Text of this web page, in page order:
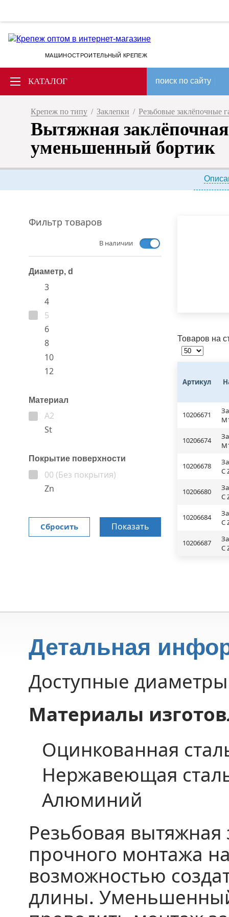
МАШИНОСТРОИТЕЛЬНЫЙ КРЕПЕЖ
КАТАЛОГ поиск по сайту
Крепеж по типу / Заклепки / Резьбовые заклёпочные
Вытяжная
уменьшенный бортик
Фильтр товаров
В наличии
Диаметр, d
3
4
5
6
8
10
12
Материал
A2
St
Покрытие поверхности
00 (Без покрытия)
Zn
Сбросить Показать
Товаров на
Артикул
10206671
10206674
10206678
C
10206680
C
10206684
C
10206687
C
Детальная
Доступные
Материалы
Оцинкованная
Нержавеющая
Алюминий
Резьбовая вытяжная
прочного монтажа
возможностью
длины.